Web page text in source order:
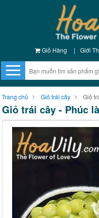
Giỏ Hàng | Giới
Trang chủ Giỏ trái cây Giỏ
Giỏ trái cây - Phúc